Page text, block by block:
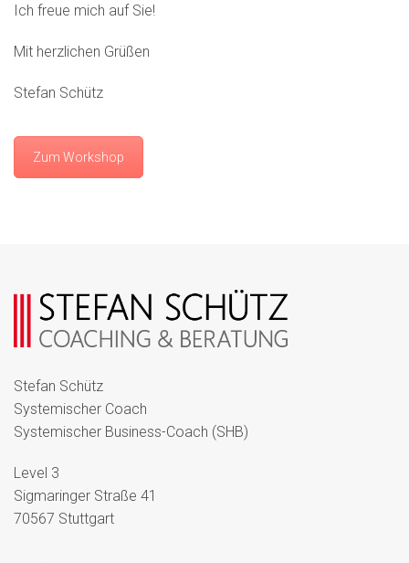
Ich freue mich auf Sie!
Mit herzlichen Grüßen
Stefan Schütz
Zum Workshop
Stefan Schütz
Systemischer Coach
Systemischer Business-Coach (SHB)
Level 3
Sigmaringer Straße 41
70567 Stuttgart